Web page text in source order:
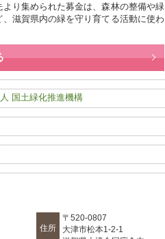
より集められた募金は、森林の整備や緑
、滋賀県内の緑を守り育てる活動に使わ
住所
〒520-0807
大津市松本1-2-1